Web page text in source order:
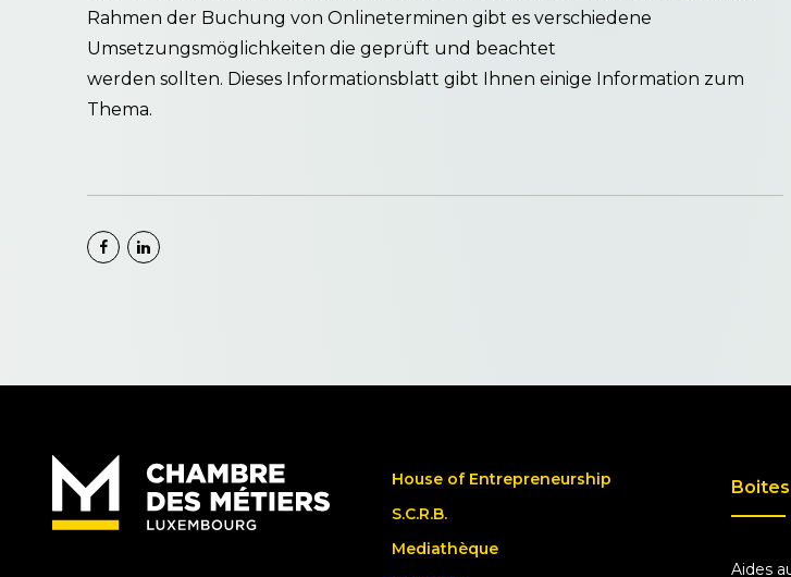
Rahmen der Buchung von Onlineterminen gibt es verschiedene
Umsetzungsmöglichkeiten die geprüft und beachtet
werden sollten. Dieses Informationsblatt gibt Ihnen einige Information zum
Thema.
House of Entrepreneurship
S.C.R.B.
Mediathèque
Aides